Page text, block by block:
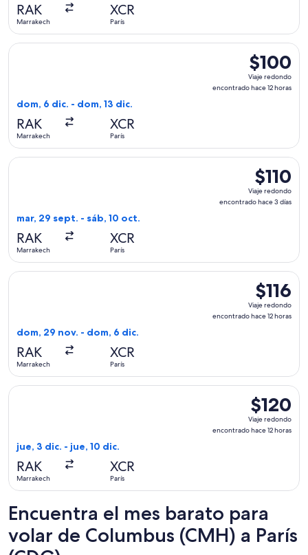
RAK
Marrakech
XCR
París
$100
Viaje
redondo,
$100
Viaje redondo
encontrado hace 12 horas
dom, 6 dic. - dom, 13 dic.
RAK
Marrakech
XCR
París
Seleccionar vuelo de Ryanair, con salida el dom, 6 dic.
$110
Viaje
redondo,
$110
Viaje redondo
encontrado hace 3 días
mar, 29 sept. - sáb, 10 oct.
RAK
Marrakech
XCR
París
Seleccionar vuelo de Ryanair, con salida el mar, 29 sept.
$116
Viaje
redondo,
$116
Viaje redondo
encontrado hace 12 horas
dom, 29 nov. - dom, 6 dic.
RAK
Marrakech
XCR
París
Seleccionar vuelo de Ryanair, con salida el dom, 29 nov.
$120
Viaje
redondo,
$120
Viaje redondo
encontrado hace 12 horas
jue, 3 dic. - jue, 10 dic.
RAK
Marrakech
XCR
París
Seleccionar vuelo de Ryanair, con salida el jue, 3 dic.
Encuentra el mes barato para
volar de Columbus (CMH) a París